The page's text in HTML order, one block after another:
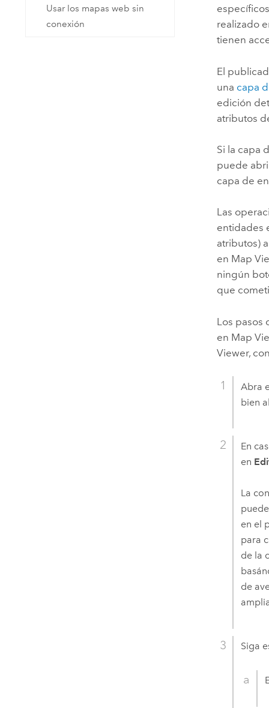
Usar los mapas web sin
conexión
realizado
tienen
El
una capa
edición
atributos
Si la capa
puede
capa de
Las
entidades
atributos)
en Map
ningún
que
Los pasos
en Map
Viewer,
Abra
bien
En
en
La
en el
para
de la
de
Siga